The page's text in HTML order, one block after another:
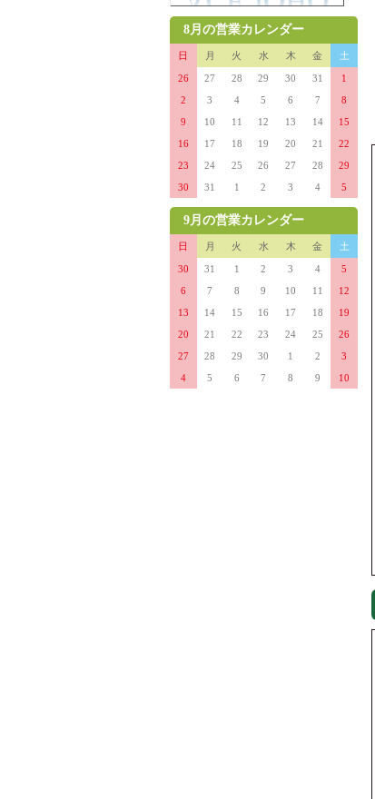
8月の営業カレンダー
日 月 火 水 木 金 土
26 27 28 29 30 31
1
2
3 4 5 6 7
8
9
10 11 12 13 14
15
16
17 18 19 20 21
22
23
24 25 26 27 28
29
30
31 1 2 3 4 5
9月の営業カレンダー
日 月 火 水 木 金 土
30 31 1 2 3 4
5
6
7 8 9 10 11
12
13
14 15 16 17 18
19
20
21 22 23 24 25
26
27
28 29 30 1 2
3
4
5 6 7 8 9 10